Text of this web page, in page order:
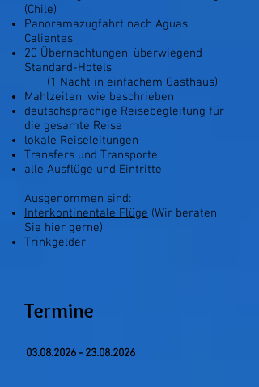
(Chile)
Panoramazugfahrt nach Aguas
Calientes
20 Übernachtungen, überwiegend
Standard-Hotels
(1 Nacht in einfachem Gasthaus)
Mahlzeiten, wie beschrieben
deutschsprachige Reisebegleitung für
die gesamte Reise
lokale Reiseleitungen
Transfers und Transporte
alle Ausflüge und Eintritte
Ausgenommen sind:
Interkontinentale Flüge (Wir beraten
Sie hier gerne)
Trinkgelder​
03.08.2026 - 23.08.2026
Termine